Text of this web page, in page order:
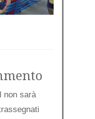
non sarà